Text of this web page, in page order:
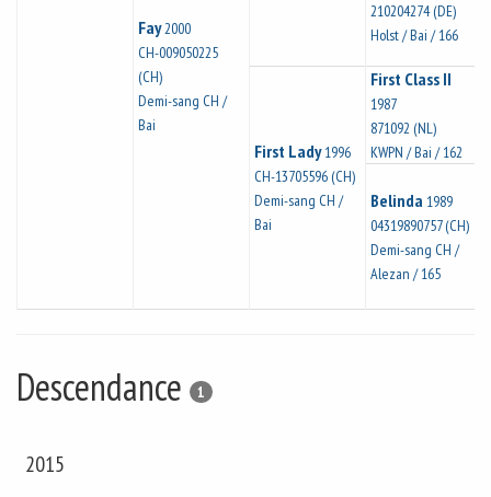
Fay2000
CH-009050225
(CH)
Demi-sang CH /
Bai
210204274 (DE)
Holst / Bai / 166
First Lady 1996
CH-13705596 (CH)
Demi-sang CH /
Bai
First Class II
1987
871092 (NL)
KWPN / Bai / 162
Belinda 1989
04319890757 (CH)
Demi-sang CH /
Alezan / 165
Descendance 1
2015